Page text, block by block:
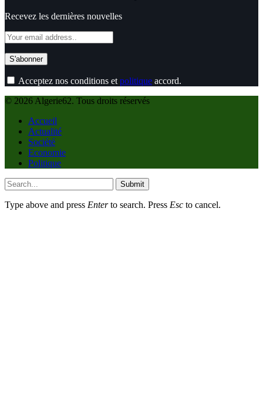
Recevez les dernières nouvelles
Acceptez nos conditions et politique accord.
© 2026 Algerie62. Tous droits réservés
Accueil
Actualité
Société
Economie
Politique
Submit
Type above and press Enterto search. Press Esc to cancel.